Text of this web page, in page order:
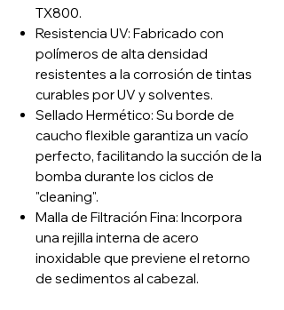
TX800.
Resistencia UV: Fabricado con
polímeros de alta densidad
resistentes a la corrosión de tintas
curables por UV y solventes.
Sellado Hermético: Su borde de
caucho flexible garantiza un vacío
perfecto, facilitando la succión de la
bomba durante los ciclos de
"cleaning".
Malla de Filtración Fina: Incorpora
una rejilla interna de acero
inoxidable que previene el retorno
de sedimentos al cabezal.